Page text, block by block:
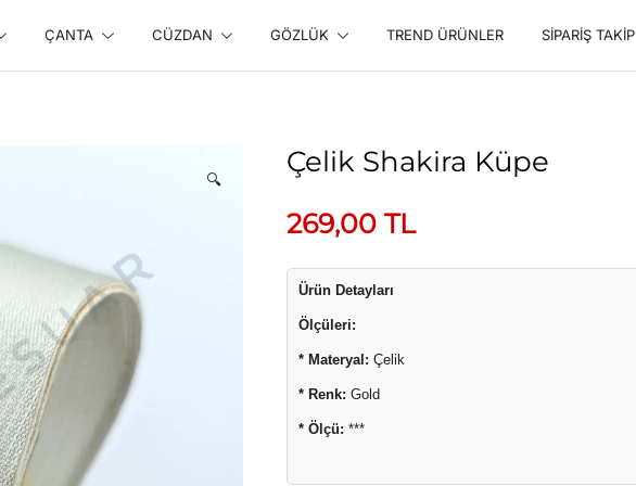
ÇANTA CÜZDAN GÖZLÜK TREND ÜRÜNLER SIPARIŞ TAKIP
🔍
Çelik Shakira Küpe
269,00 TL
Ürün Detayları
Ölçüleri:
* Materyal: Çelik
* Renk: Gold
* Ölçü: ***